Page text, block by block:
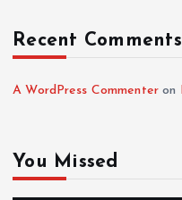
Recent Comments
A WordPress Commenter on
You Missed